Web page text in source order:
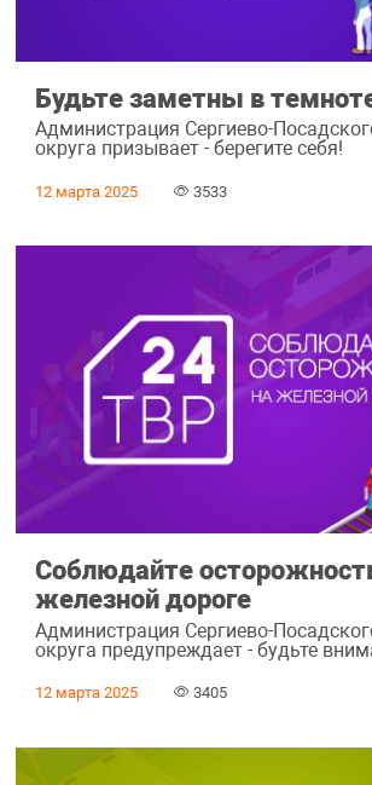
Будьте заметны в
Администрация Сергиево-
округа призывает - берегите себя!
12 марта 2025 3533
Соблюдайте
железной дороге
Администрация Сергиево-
округа предупреждает - будьте
12 марта 2025 3405